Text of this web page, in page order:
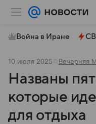
Война в Иране
10 июля 2025 Вечерняя
Названы
которые
для отдыха